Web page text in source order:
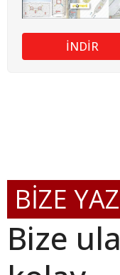
İNDİR
BİZE
Bize